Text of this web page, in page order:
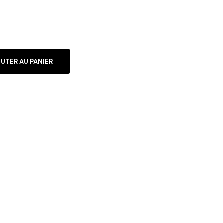
AU PANIER